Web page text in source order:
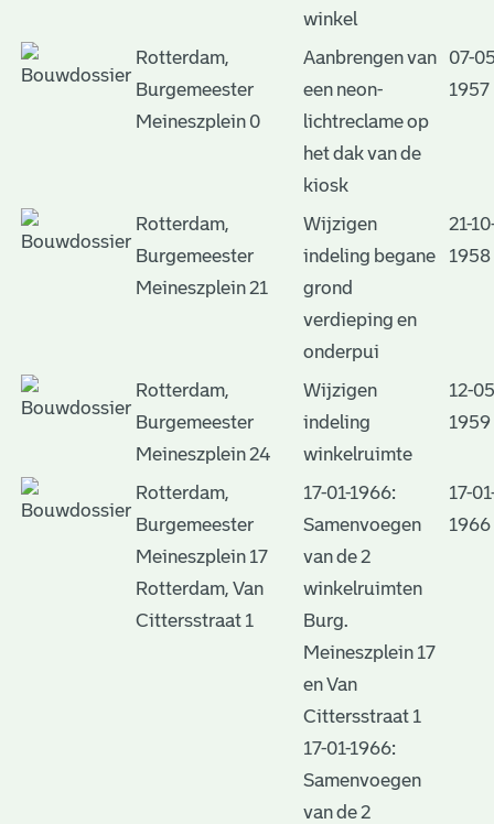
winkel
Rotterdam,
Burgemeester
Meineszplein 0
Aanbrengen van
een neon-
lichtreclame op
het dak van de
kiosk
07-
1957
Rotterdam,
Burgemeester
Meineszplein 21
Wijzigen
indeling begane
grond
verdieping en
onderpui
21-
1958
Rotterdam,
Burgemeester
Meineszplein 24
Wijzigen
indeling
winkelruimte
12-
1959
Rotterdam,
Burgemeester
Meineszplein 17
Rotterdam, Van
Cittersstraat 1
17-01-1966:
Samenvoegen
van de 2
winkelruimten
Burg.
Meineszplein 17
en Van
Cittersstraat 1
17-01-1966:
Samenvoegen
van de 2
17-
1966